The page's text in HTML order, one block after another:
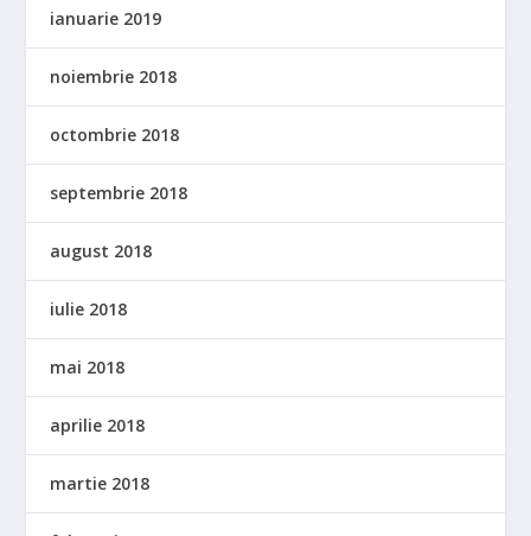
ianuarie 2019
noiembrie 2018
octombrie 2018
septembrie 2018
august 2018
iulie 2018
mai 2018
aprilie 2018
martie 2018